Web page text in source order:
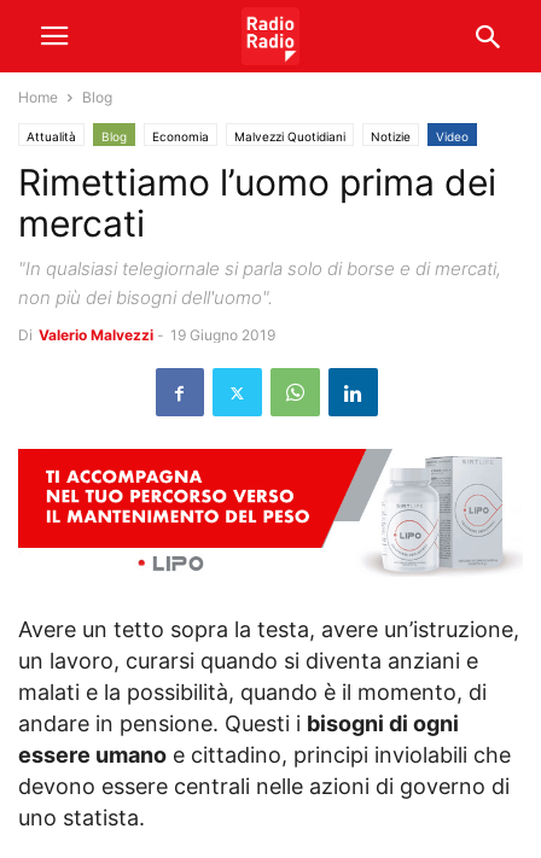
Home Blog
Attualità Blog Economia Malvezzi Quotidiani Notizie Video
Rimettiamo l’uomo prima dei
mercati
"In qualsiasi telegiornale si parla solo di borse e di mercati,
non più dei bisogni dell'uomo".
Di Valerio Malvezzi - 19 Giugno 2019
Avere un tetto sopra la testa, avere un’istruzione,
un lavoro, curarsi quando si diventa anziani e
malati e la possibilità, quando è il momento, di
andare in pensione. Questi i bisogni di ogni
essere umano e cittadino, principi inviolabili che
devono essere centrali nelle azioni di governo di
uno statista.